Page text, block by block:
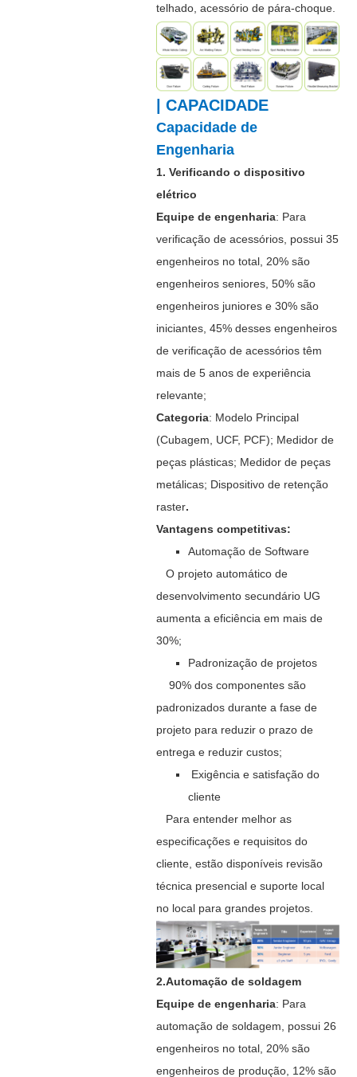
telhado, acessório de pára-choque.
| CAPACIDADE
Capacidade de
Engenharia
1. Verificando o dispositivo
elétrico
Equipe de engenharia: Para
verificação de acessórios, possui 35
engenheiros no total, 20% são
engenheiros seniores, 50% são
engenheiros juniores e 30% são
iniciantes, 45% desses engenheiros
de verificação de acessórios têm
mais de 5 anos de experiência
relevante;
Categoria: Modelo Principal
(Cubagem, UCF, PCF); Medidor de
peças plásticas; Medidor de peças
metálicas; Dispositivo de retenção
raster.
Vantagens competitivas:
Automação de Software
O projeto automático de
desenvolvimento secundário UG
aumenta a eficiência em mais de
30%;
Padronização de projetos
90% dos componentes são
padronizados durante a fase de
projeto para reduzir o prazo de
entrega e reduzir custos;
Exigência e satisfação do
cliente
Para entender melhor as
especificações e requisitos do
cliente, estão disponíveis revisão
técnica presencial e suporte local
no local para grandes projetos.
2.Automação de soldagem
Equipe de engenharia: Para
automação de soldagem, possui 26
engenheiros no total, 20% são
engenheiros de produção, 12% são